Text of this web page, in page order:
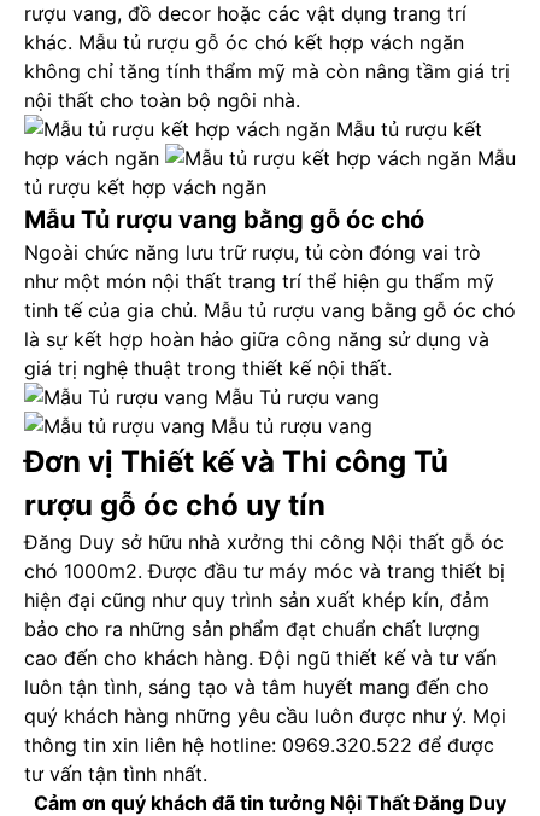
rượu vang, đồ decor hoặc các vật dụng trang trí
khác. Mẫu tủ rượu gỗ óc chó kết hợp vách ngăn
không chỉ tăng tính thẩm mỹ mà còn nâng tầm giá trị
nội thất cho toàn bộ ngôi nhà.
Mẫu tủ rượu kết
hợp vách ngăn
Mẫu
tủ rượu kết hợp vách ngăn
Mẫu Tủ rượu vang bằng gỗ óc chó
Ngoài chức năng lưu trữ rượu, tủ còn đóng vai trò
như một món nội thất trang trí thể hiện gu thẩm mỹ
tinh tế của gia chủ. Mẫu tủ rượu vang bằng gỗ óc chó
là sự kết hợp hoàn hảo giữa công năng sử dụng và
giá trị nghệ thuật trong thiết kế nội thất.
Mẫu Tủ rượu vang
Mẫu tủ rượu vang
Đơn vị Thiết kế và Thi công Tủ
rượu gỗ óc chó uy tín
Đăng Duy sở hữu nhà xưởng thi công Nội thất gỗ óc
chó 1000m2. Được đầu tư máy móc và trang thiết bị
hiện đại cũng như quy trình sản xuất khép kín, đảm
bảo cho ra những sản phẩm đạt chuẩn chất lượng
cao đến cho khách hàng. Đội ngũ thiết kế và tư vấn
luôn tận tình, sáng tạo và tâm huyết mang đến cho
quý khách hàng những yêu cầu luôn được như ý. Mọi
thông tin xin liên hệ hotline: 0969.320.522 để được
tư vấn tận tình nhất.
Cảm ơn quý khách đã tin tưởng Nội Thất Đăng Duy